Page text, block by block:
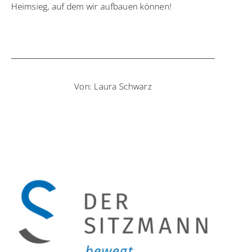
Heimsieg, auf dem wir aufbauen können!
Von: Laura Schwarz